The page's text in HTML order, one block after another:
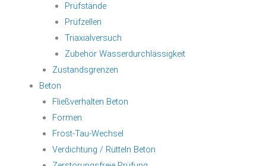
Prüfstände
Prüfzellen
Triaxialversuch
Zubehör Wasserdurchlässigkeit
Zustandsgrenzen
Beton
Fließverhalten Beton
Formen
Frost-Tau-Wechsel
Verdichtung / Rütteln Beton